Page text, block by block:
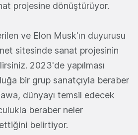
projesine dönüştürüyor.
ve Elon Musk'ın duyurusu
sitesinde sanat projesinin
2023'de yapılması
bir grup sanatçıyla beraber
dünyayı temsil edecek
beraber neler
belirtiyor.